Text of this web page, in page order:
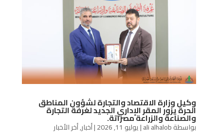
وكيل وزارة الاقتصاد والتجارة لشؤون المناطق
الحرة يزور المقر الإداري الجديد لغرفة التجارة
والصناعة والزراعة مصراتة.
بواسطةali alhalob
|يوليو 11, 2026 |أخبار,أخر الأخبار